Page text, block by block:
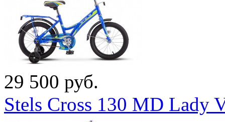
29 500 руб.
Stels Cross 130 MD Lady